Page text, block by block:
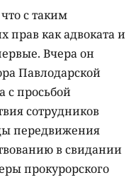
с таким
как адвоката и
Вчера он
Павлодарской
с просьбой
сотрудников
передвижения
в свидании
прокурорского